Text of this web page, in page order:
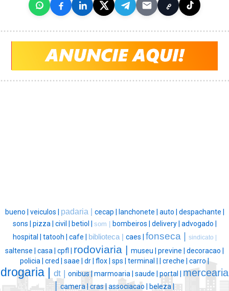
bueno | veiculos | padaria | cecap | lanchonete | auto | despachante |
sons | pizza | civil | betiol | som | bombeiros | delivery | advogado |
hospital | tatooh | cafe | biblioteca | caes | fonseca | sindicato |
saltense | casa | cpfl | rodoviaria | museu | previne | decoracao |
policia | cred | saae | dr | flox | sps | terminal | creche | carro |
drogaria | dt | onibus | marmoaria | saude | portal | mercearia
camera | cras | associacao | beleza |